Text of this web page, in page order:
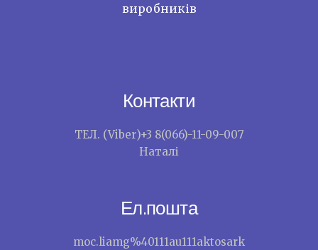
виробників
Контакти
ТЕЛ. (Viber)+3 8(066)-11-09-007
Наталі
Ел.пошта
moc.liamg%40111au111aktosark